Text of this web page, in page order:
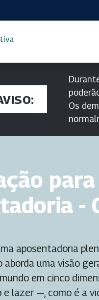
Os
para
-
aposentadoria
aborda uma visão
em cinco
e lazer —, como é a